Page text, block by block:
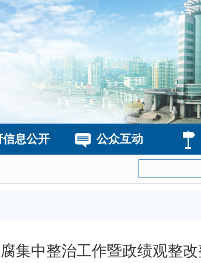
信息公开 公众互动
集中整治工作暨政绩观整